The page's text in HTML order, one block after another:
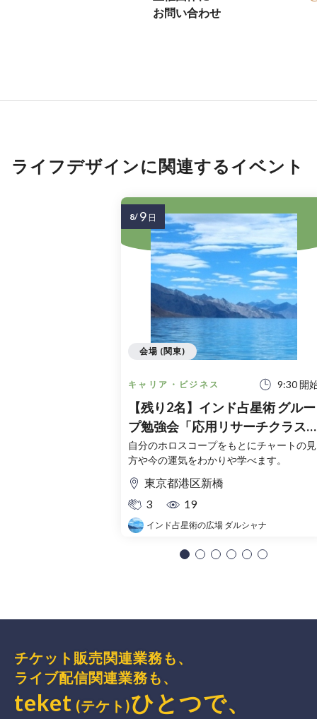
お問い合わせ
ライフデザインに関連するイベント
キャリア・ビジネス 9:30 開
【残り2名】インド占星術 グルー
プ勉強会「応用リサーチクラス
8/9(日)
自分のホロスコープをもとにチャートの見
方や今の運気をわかりや学べます。
東京都港区新橋
3
19
インド占星術の広場 ダルシャナ
会場 (関東)
8/ 9 日
チケット販売関連業務も、
ライブ配信関連業務も、
teket (テケト)ひとつで、